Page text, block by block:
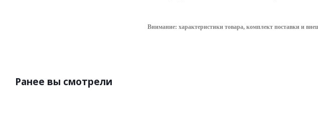
Внимание: характеристики товара, комплект поставки и
Ранее вы смотрели